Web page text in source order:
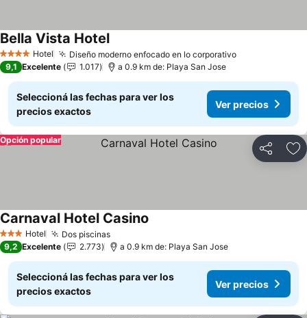
4 EstrellasHotel Diseño moderno enfocado en lo corporativo
Bella Vista Hotel
9,1 Excelente 1.017 a 0.9 km de: Playa San Jose
Seleccioná las fechas para ver los
precios exactos
Ver precios
Compartir
Opción popular
3 Estrellas
Hotel Dos piscinas
Carnaval Hotel Casino
9,2 Excelente 2.773 a 0.9 km de: Playa San Jose
Seleccioná las fechas para ver los
precios exactos
Ver precios